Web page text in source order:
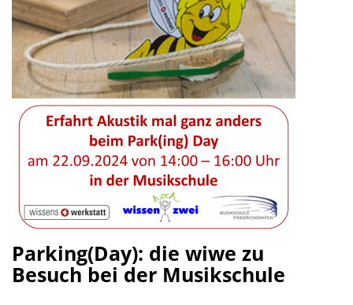
Parking(Day): die wiwe zu
Besuch bei der Musikschule